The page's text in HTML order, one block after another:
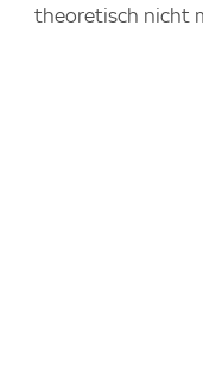
theoretisch nicht